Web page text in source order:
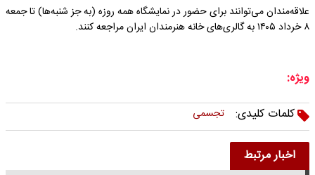
علاقه‌مندان می‌توانند برای حضور در نمایشگاه همه روزه (به جز شنبه‌ها) تا جمعه
۸ خرداد ۱۴۰۵ به گالری‌های خانه هنرمندان ایران مراجعه کنند.
ویژه:
کلمات کلیدی:
تجسمی
اخبار مرتبط